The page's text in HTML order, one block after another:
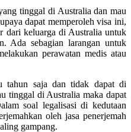
tinggal di Australia dan mau
dapat memperoleh visa ini,
dari keluarga di Australia untuk
Ada sebagian larangan untuk
perawatan medis atau
tahun saja dan tidak dapat di
tinggal di Australia maka dapat
soal legalisasi di kedutaan
oleh jasa penerjemah
gampang.